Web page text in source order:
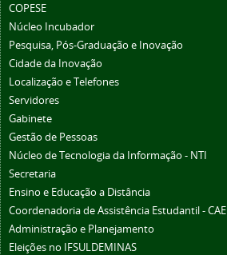
COPESE
Núcleo Incubador
Pesquisa, Pós-Graduação e Inovação
Cidade da Inovação
Localização e Telefones
Servidores
Gabinete
Gestão de Pessoas
Núcleo de Tecnologia da Informação - NTI
Secretaria
Ensino e Educação a Distância
Coordenadoria de Assistência Estudantil - CAE
Administração e Planejamento
Eleições no IFSULDEMINAS